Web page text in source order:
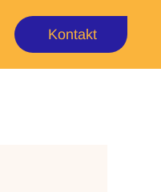
Kontakt